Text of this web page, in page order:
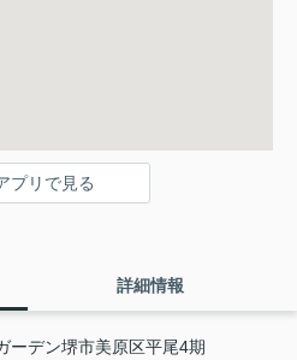
プリで見る
詳細情報
ーデン堺市美原区平尾4期